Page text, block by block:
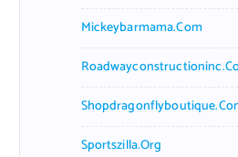
Mickeybarmama.com
Sportszilla.org